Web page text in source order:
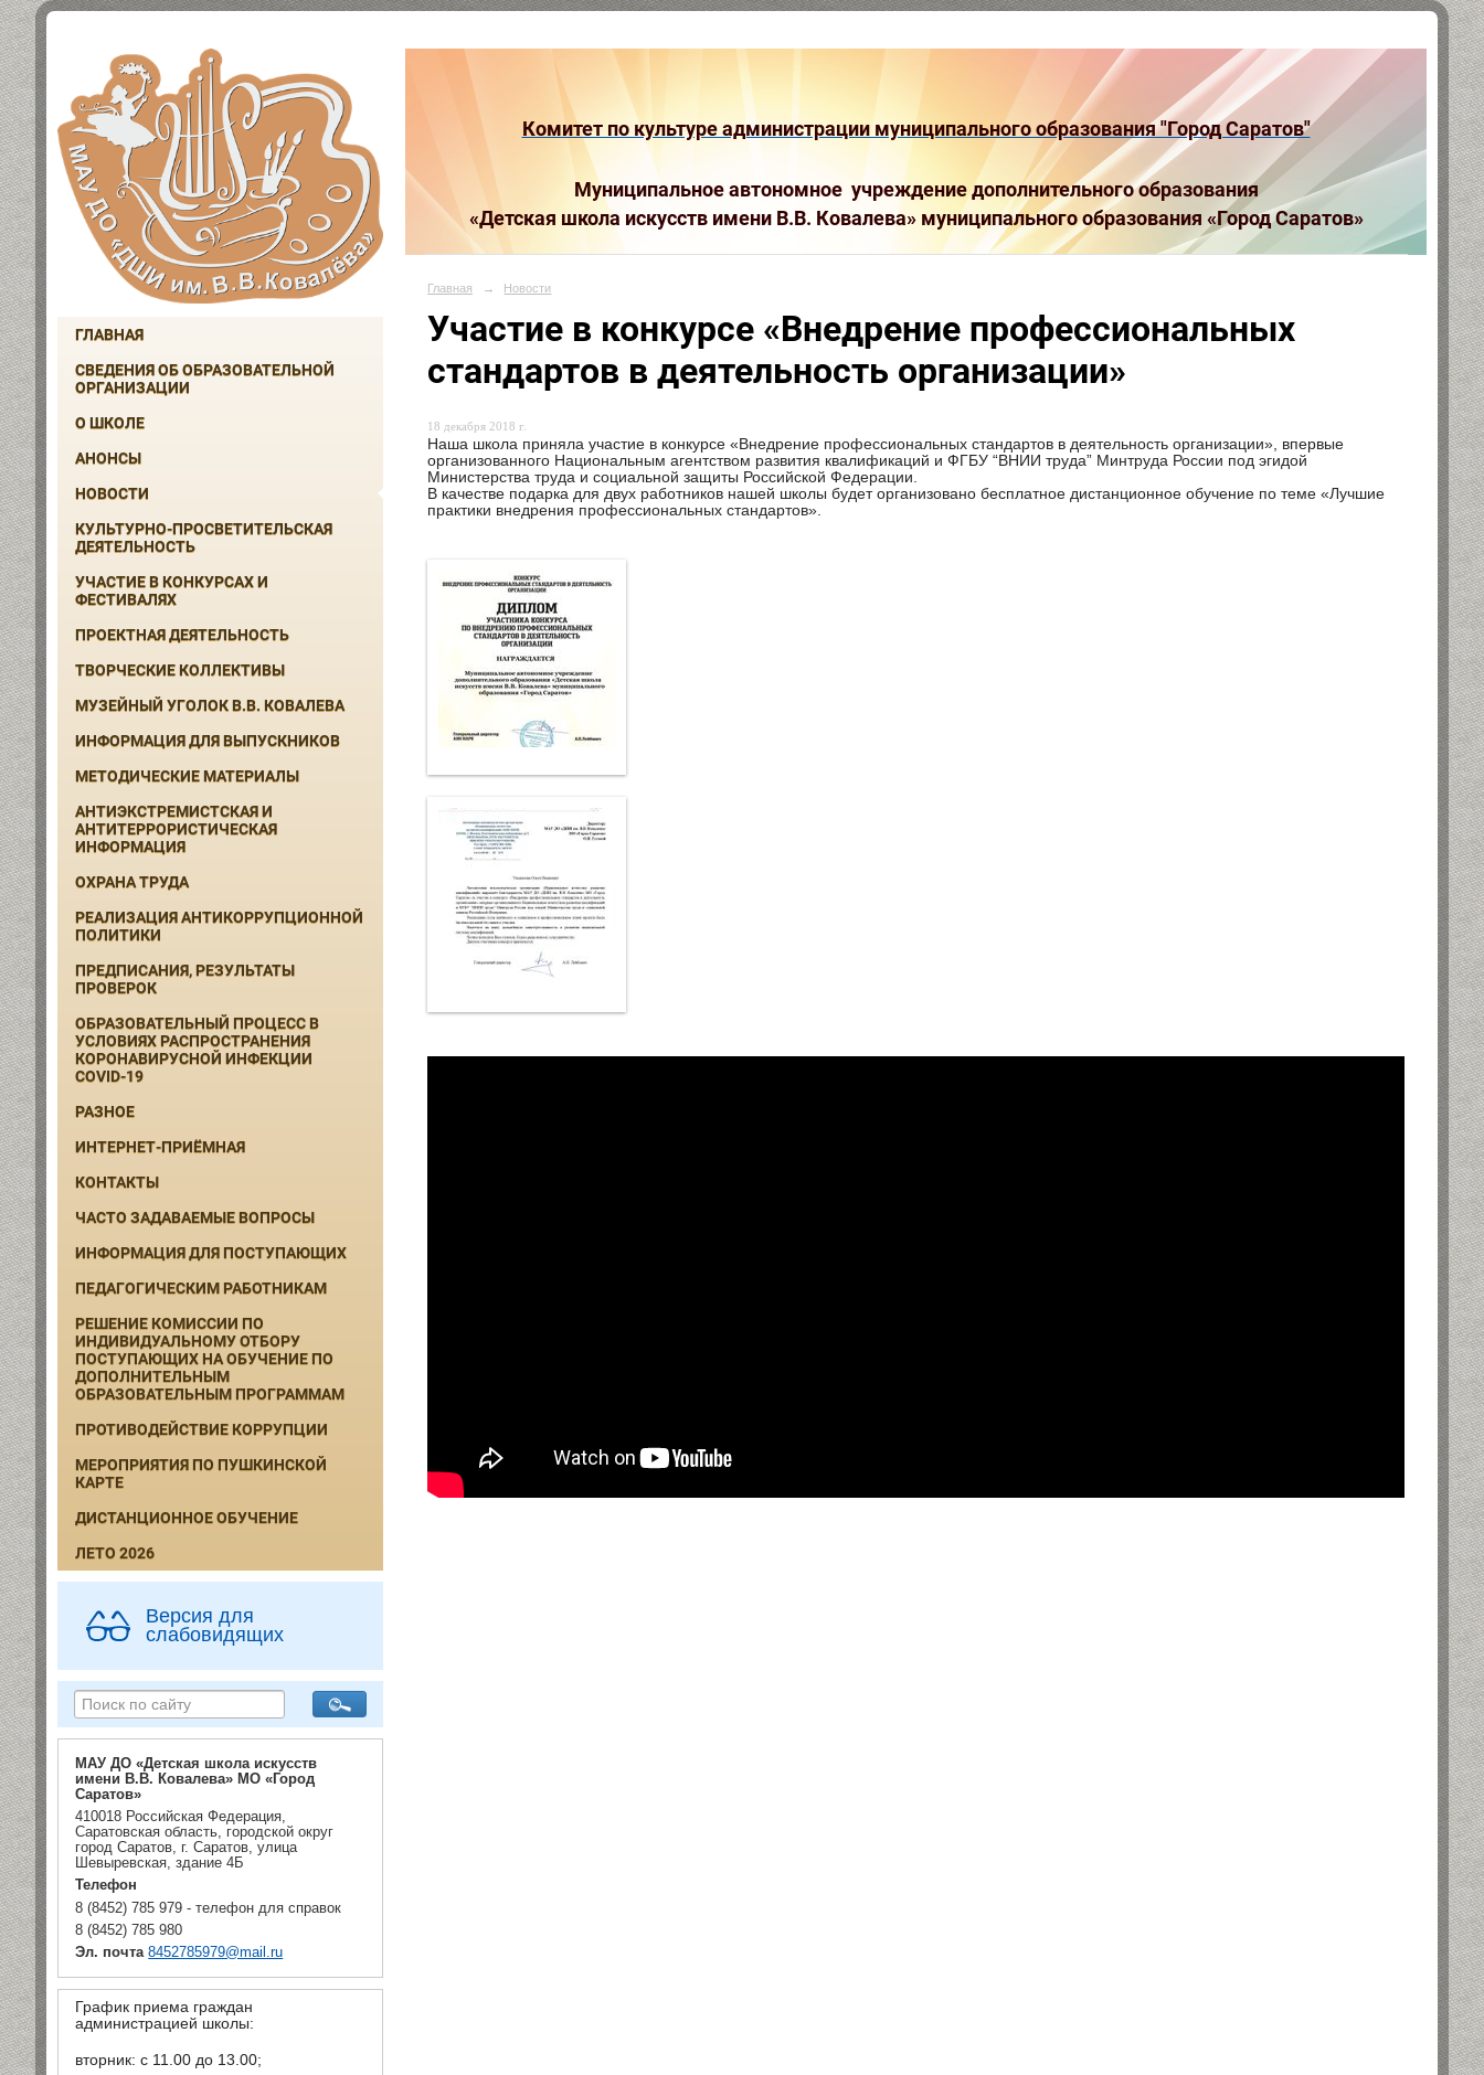
ГЛАВНАЯ
СВЕДЕНИЯ ОБ ОБРАЗОВАТЕЛЬНОЙ
ОРГАНИЗАЦИИ
О ШКОЛЕ
АНОНСЫ
НОВОСТИ
КУЛЬТУРНО-ПРОСВЕТИТЕЛЬСКАЯ
ДЕЯТЕЛЬНОСТЬ
УЧАСТИЕ В КОНКУРСАХ И
ФЕСТИВАЛЯХ
ПРОЕКТНАЯ ДЕЯТЕЛЬНОСТЬ
ТВОРЧЕСКИЕ КОЛЛЕКТИВЫ
МУЗЕЙНЫЙ УГОЛОК В.В. КОВАЛЕВА
ИНФОРМАЦИЯ ДЛЯ ВЫПУСКНИКОВ
МЕТОДИЧЕСКИЕ МАТЕРИАЛЫ
АНТИЭКСТРЕМИСТСКАЯ И
АНТИТЕРРОРИСТИЧЕСКАЯ
ИНФОРМАЦИЯ
ОХРАНА ТРУДА
РЕАЛИЗАЦИЯ АНТИКОРРУПЦИОННОЙ
ПОЛИТИКИ
ПРЕДПИСАНИЯ, РЕЗУЛЬТАТЫ
ПРОВЕРОК
ОБРАЗОВАТЕЛЬНЫЙ ПРОЦЕСС В
УСЛОВИЯХ РАСПРОСТРАНЕНИЯ
КОРОНАВИРУСНОЙ ИНФЕКЦИИ
COVID-19
РАЗНОЕ
ИНТЕРНЕТ-ПРИЁМНАЯ
КОНТАКТЫ
ЧАСТО ЗАДАВАЕМЫЕ ВОПРОСЫ
ИНФОРМАЦИЯ ДЛЯ ПОСТУПАЮЩИХ
ПЕДАГОГИЧЕСКИМ РАБОТНИКАМ
РЕШЕНИЕ КОМИССИИ ПО
ИНДИВИДУАЛЬНОМУ ОТБОРУ
ПОСТУПАЮЩИХ НА ОБУЧЕНИЕ ПО
ДОПОЛНИТЕЛЬНЫМ
ОБРАЗОВАТЕЛЬНЫМ ПРОГРАММАМ
ПРОТИВОДЕЙСТВИЕ КОРРУПЦИИ
МЕРОПРИЯТИЯ ПО ПУШКИНСКОЙ
КАРТЕ
ДИСТАНЦИОННОЕ ОБУЧЕНИЕ
ЛЕТО 2026
Версия для
слабовидящих
МАУ ДО «Детская школа искусств
имени В.В. Ковалева» МО «Город
Саратов»
410018 Российская Федерация,
Саратовская область, городской округ
город Саратов, г. Саратов, улица
Шевыревская, здание 4Б
Телефон
8 (8452) 785 979 - телефон для справок
8 (8452) 785 980
Эл. почта 8452785979@mail.ru
График приема граждан
администрацией школы:
вторник: с 11.00 до 13.00;
Комитет по культуре администрации муниципального образования "Город Саратов"
Муниципальное автономное учреждение дополнительного образования
«Детская школа искусств имени В.В. Ковалева» муниципального образования «Город Саратов»
Главная → Новости
Участие в конкурсе «Внедрение профессиональных
стандартов в деятельность организации»
18 декабря 2018 г.
Наша школа приняла участие в конкурсе «Внедрение профессиональных стандартов в деятельность организации», впервые
организованного Национальным агентством развития квалификаций и ФГБУ “ВНИИ труда” Минтруда России под эгидой
Министерства труда и социальной защиты Российской Федерации.
В качестве подарка для двух работников нашей школы будет организовано бесплатное дистанционное обучение по теме «Лучшие
практики внедрения профессиональных стандартов».